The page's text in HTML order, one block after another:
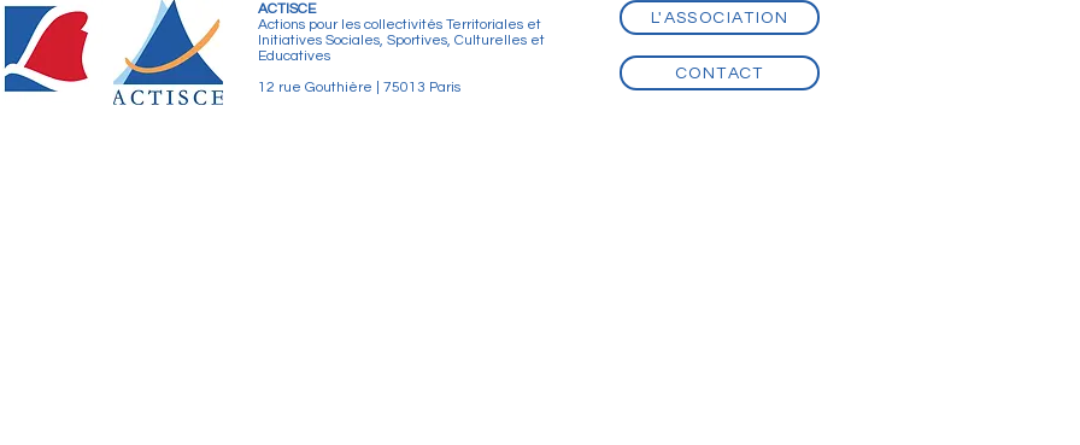
ACTISCE
Actions pour les collectivités Territoriales et
Initiatives Sociales, Sportives, Culturelles et
Educatives
12 rue Gouthière | 75013 Paris
L'ASSOCIATION
CONTACT